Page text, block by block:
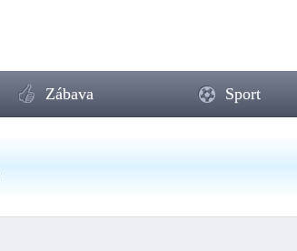
Zábava Sport